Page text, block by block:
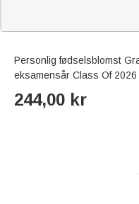
Personlig fødselsblomst
eksamensår Class Of
244,00 kr